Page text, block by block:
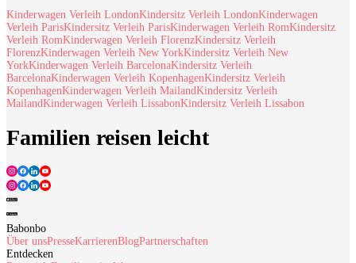
Kinderwagen Verleih LondonKindersitz Verleih LondonKinderwagen
Verleih ParisKindersitz Verleih ParisKinderwagen Verleih RomKindersitz
Verleih RomKinderwagen Verleih FlorenzKindersitz Verleih
FlorenzKinderwagen Verleih New YorkKindersitz Verleih New
YorkKinderwagen Verleih BarcelonaKindersitz Verleih
BarcelonaKinderwagen Verleih KopenhagenKindersitz Verleih
KopenhagenKinderwagen Verleih MailandKindersitz Verleih
MailandKinderwagen Verleih LissabonKindersitz Verleih Lissabon
Familien reisen leicht
Babonbo
Über unsPresseKarrierenBlogPartnerschaften
Entdecken